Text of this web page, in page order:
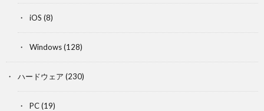
iOS (8)
Windows(128)
ハードウェア (230)
PC(19)